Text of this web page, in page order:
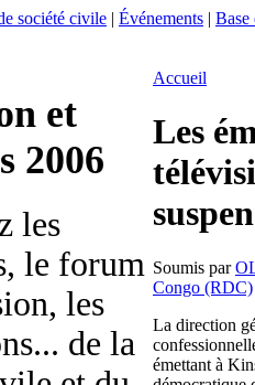
société civile | Événements | Base
et
2006
les
le forum
les
de la
Accueil
Les
Soumis par
Congo (RDC)
La direction
émettant à